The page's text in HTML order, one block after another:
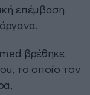
επέμβαση
βρέθηκε
το οποίο τον